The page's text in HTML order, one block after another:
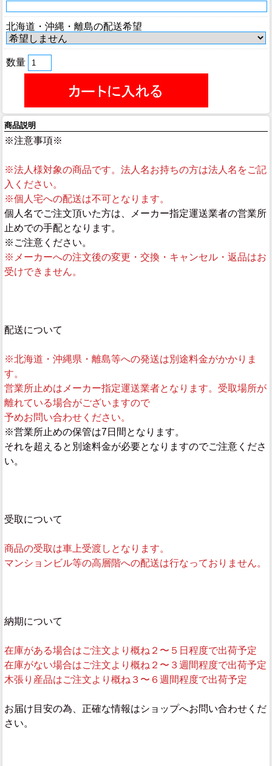
北海道・沖縄・離島の配送希望
数量
商品説明
※注意事項※
※法人様対象の商品です。法人名お持ちの方は法人名をご記
入ください。
※個人宅への配送は不可となります。
個人名でご注文頂いた方は、メーカー指定運送業者の営業所
止めでの手配となります。
※ご注意ください。
※メーカーへの注文後の変更・交換・キャンセル・返品はお
受けできません。
配送について
※北海道・沖縄県・離島等への発送は別途料金がかかりま
す。
営業所止めはメーカー指定運送業者となります。受取場所が
離れている場合がございますので
予めお問い合わせください。
※営業所止めの保管は7日間となります。
それを超えると別途料金が必要となりますのでご注意くださ
い。
受取について
商品の受取は車上受渡しとなります。
マンションビル等の高層階への配送は行なっておりません。
納期について
在庫がある場合はご注文より概ね２〜５日程度で出荷予定
在庫がない場合はご注文より概ね２〜３週間程度で出荷予定
木張り産品はご注文より概ね３〜６週間程度で出荷予定
お届け目安の為、正確な情報はショップへお問い合わせくだ
さい。